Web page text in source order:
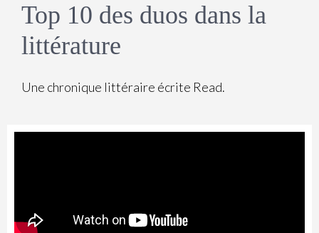
Top 10 des duos dans la
littérature
Une chronique littéraire écrite Read.